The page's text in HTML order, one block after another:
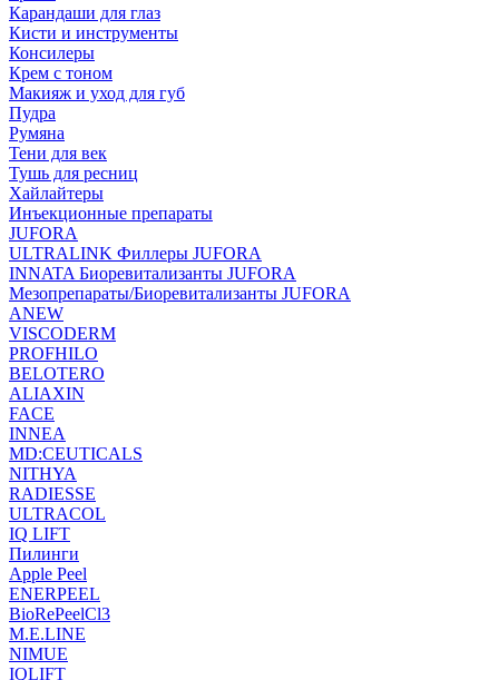
Карандаши для глаз
Кисти и инструменты
Консилеры
Крем с тоном
Макияж и уход для губ
Пудра
Румяна
Тени для век
Тушь для ресниц
Хайлайтеры
Инъекционные препараты
JUFORA
ULTRALINK Филлеры JUFORA
INNATA Биоревитализанты JUFORA
Мезопрепараты/Биоревитализанты JUFORA
ANEW
VISCODERM
PROFHILO
BELOTERO
ALIAXIN
FACE
INNEA
MD:CEUTICALS
NITHYA
RADIESSE
ULTRACOL
IQ LIFT
Пилинги
Apple Peel
ENERPEEL
BioRePeelCl3
M.E.LINE
NIMUE
IQLIFT